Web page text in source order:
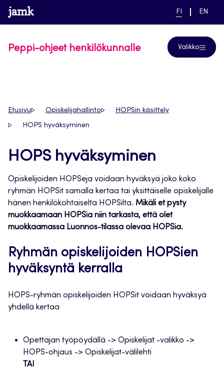
Siirry
suoraan
www.jamk.fi linkki pääsivustolle
NYKYINEN
FI
VAIHDA
EN
Peppi-ohjeet henkilökunnalle Valikko
Etusivu Opiskelijahallinto HOPSin käsittely
HOPS hyväksyminen
HOPS hyväksyminen
Opiskelijoiden HOPSeja voidaan hyväksyä joko koko
ryhmän HOPSit samalla kertaa tai yksittäiselle opiskelijalle
hänen henkilökohtaiselta HOPSilta. Mikäli et pysty
muokkaamaan HOPSia niin tarkasta, että olet
muokkaamassa Luonnos-tilassa olevaa HOPSia.
Ryhmän opiskelijoiden HOPSien
hyväksyntä kerralla
HOPS-ryhmän opiskelijoiden HOPSit voidaan hyväksyä
yhdellä kertaa
Opettajan työpöydällä -> Opiskelijat -valikko ->
HOPS-ohjaus -> Opiskelijat-välilehti
TAI